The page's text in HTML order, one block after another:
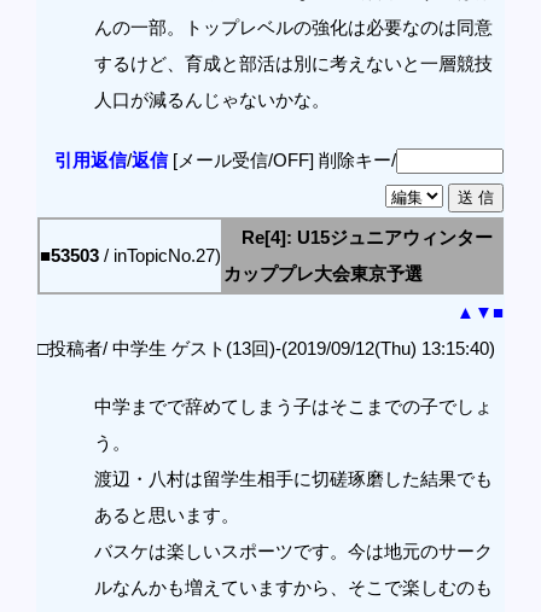
んの一部。トップレベルの強化は必要なのは同意
するけど、育成と部活は別に考えないと一層競技
人口が減るんじゃないかな。
引用返信/返信[メール受信/OFF] 削除キー/
■53503 / inTopicNo.27)
Re[4]: U15ジュニアウィンター
カッププレ大会東京予選
▲ ▼■
□投稿者/ 中学生 ゲスト(13回)-(2019/09/12(Thu) 13:15:40)
中学までで辞めてしまう子はそこまでの子でしょ
う。
渡辺・八村は留学生相手に切磋琢磨した結果でも
あると思います。
バスケは楽しいスポーツです。今は地元のサーク
ルなんかも増えていますから、そこで楽しむのも